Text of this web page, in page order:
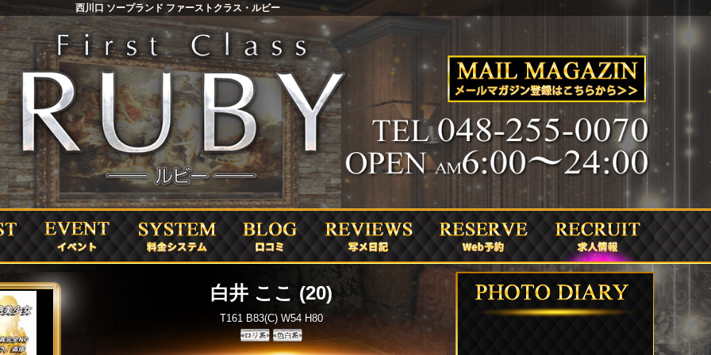
西川口 ソープランド ファーストクラス・ルビー
白井 ここ (20)
T161 B83(C) W54 H80